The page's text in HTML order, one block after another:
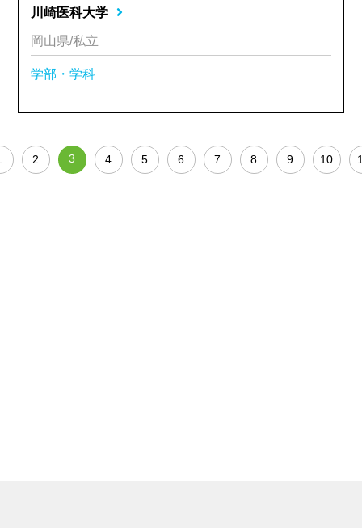
川崎医科大学
岡山県/私立
学部・学科
2 3 4 5 6 7 8 9 10